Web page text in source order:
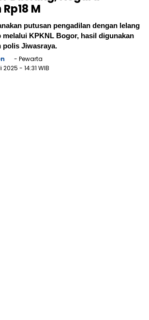
M
putusan pengadilan dengan lelang
melalui KPKNL Bogor, hasil digunakan
polis Jiwasraya.
- Pewarta
2025 - 14:31 WIB